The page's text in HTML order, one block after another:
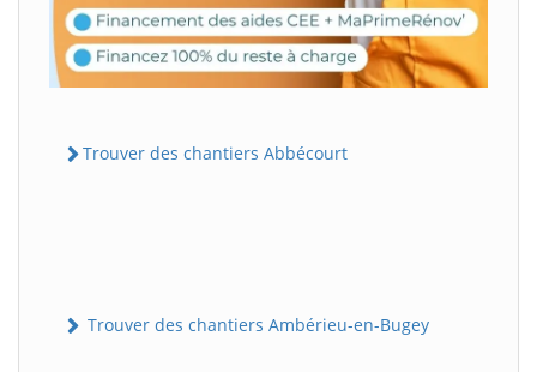
Trouver des chantiers Abbécourt
Trouver des chantiers Ambérieu-en-Bugey